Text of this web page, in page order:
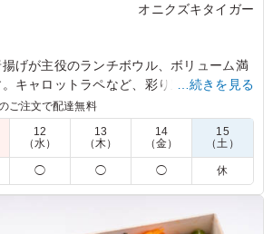
オニクズキタイガー
げが主役のランチボウル、ボリューム満
キャロットラペなど、彩り豊かなサイド
や会議、イベント時のお食事に最適で、
と間違いありません。
揚げはジューシーで、スパイシーなカ
合い、最後まで美味しくいただけまし
…続きを見る
ご注文で配達無料
12
（水）
13
（木）
14
（金）
15
（土）
◯ ◯ ◯ 休